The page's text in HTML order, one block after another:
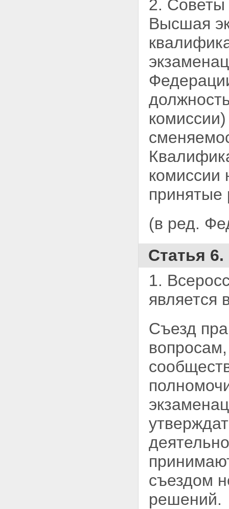
2. Советы
Высшая
комиссии
(в ред.
Статья
1.
является
Съезд
съездом
решений.